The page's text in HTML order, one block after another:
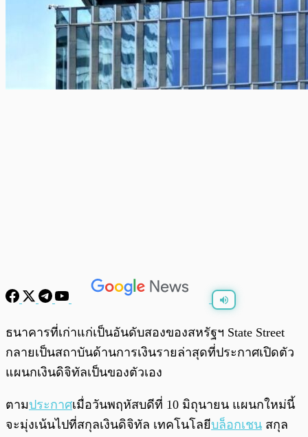
พร้อมเล่น
ธนาคารที่เก่าแก่เป็นอันดับสองของสหรัฐฯ State Street
กลายเป็นสถาบันด้านการเงินรายล่าสุดที่ประกาศเปิดตัว
แผนกเงินดิจิทัลเป็นของตัวเอง
ตามประกาศเมื่อวันพฤหัสบดีที่ 10 มิถุนายน แผนกใหม่นี้
จะมุ่งเน้นไปที่สกุลเงินดิจิทัล เทคโนโลยีบล็อกเชน สกุล